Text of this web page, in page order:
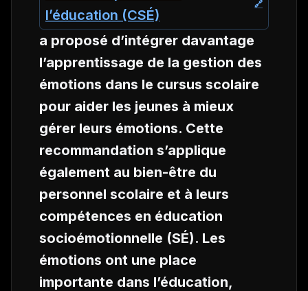
l’éducation (CSÉ)
a proposé d’intégrer davantage
l’apprentissage de la gestion des
émotions dans le cursus scolaire
pour aider les jeunes à mieux
gérer leurs émotions. Cette
recommandation s’applique
également au bien-être du
personnel scolaire et à leurs
compétences en éducation
socioémotionnelle (SÉ). Les
émotions ont une place
importante dans l’éducation,